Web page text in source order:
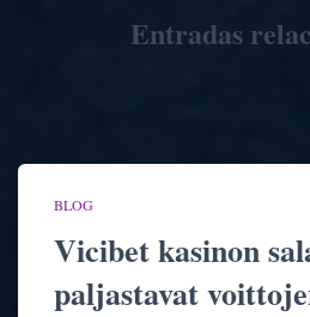
Entradas
BLOG
Vicibet kasinon
paljastavat